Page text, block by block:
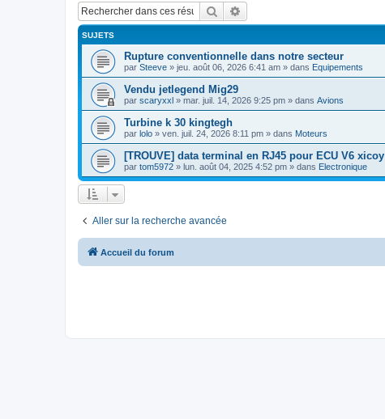
Rechercher
SUJETS
Rupture conventionnelle dans notre secteur
par Steeve » jeu. août 06, 2026 6:41 am » dans Equipements
Vendu jetlegend Mig29
par scaryxxl » mar. juil. 14, 2026 9:25 pm » dans Avions
Turbine k 30 kingtegh
par lolo » ven. juil. 24, 2026 8:11 pm » dans Moteurs
[TROUVE] data terminal en RJ45 pour ECU V6 xicoy
par tom5972 » lun. août 04, 2025 4:52 pm » dans Electronique
Aller sur la recherche avancée
Accueil du forum